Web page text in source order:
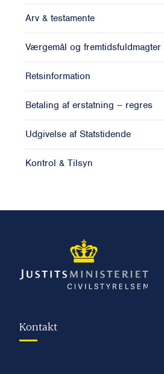
Arv & testamente
Værgemål og fremtidsfuldmagter
Retsinformation
Betaling af erstatning – regres
Udgivelse af Statstidende
Kontrol & Tilsyn
Kontakt